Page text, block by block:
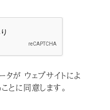
が ウェブサイトによ
とに同意します。